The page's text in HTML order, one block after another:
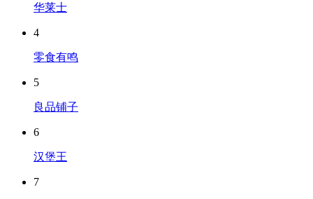
华莱士
4
零食有鸣
5
良品铺子
6
汉堡王
7